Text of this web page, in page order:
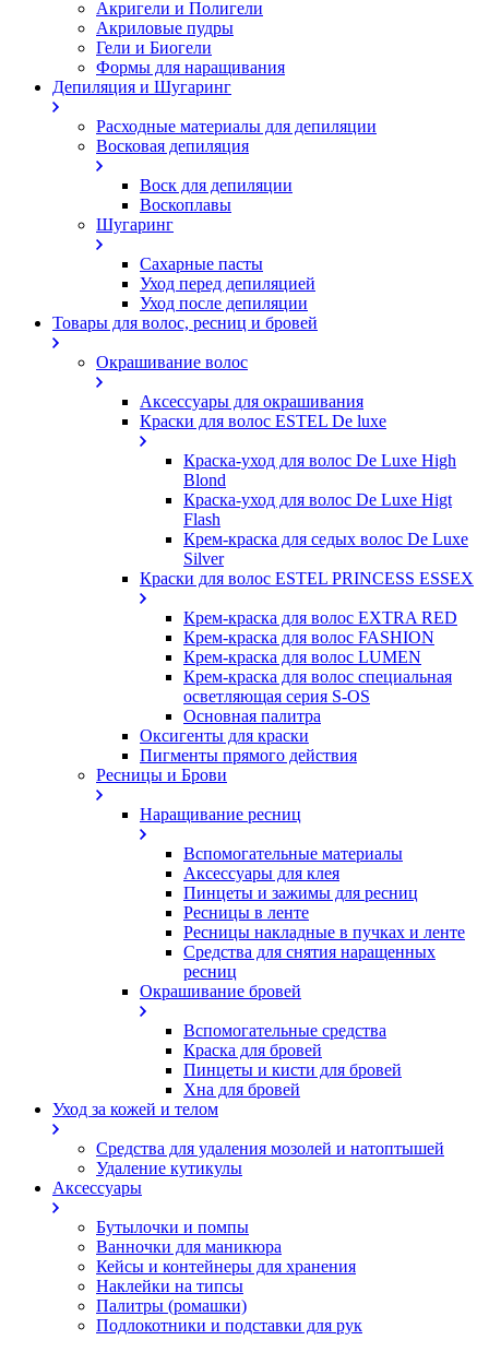
Акригели и Полигели
Акриловые пудры
Гели и Биогели
Формы для наращивания
Депиляция и Шугаринг
Расходные материалы для депиляции
Восковая депиляция
Воск для депиляции
Воскоплавы
Шугаринг
Сахарные пасты
Уход перед депиляцией
Уход после депиляции
Товары для волос, ресниц и бровей
Окрашивание волос
Аксессуары для окрашивания
Краски для волос ESTEL De luxe
Краска-уход для волос De Luxe High
Blond
Краска-уход для волос De Luxe Higt
Flash
Крем-краска для седых волос De Luxe
Silver
Краски для волос ESTEL PRINCESS ESSEX
Крем-краска для волос EXTRA RED
Крем-краска для волос FASHION
Крем-краска для волос LUMEN
Крем-краска для волос специальная
осветляющая серия S-OS
Основная палитра
Оксигенты для краски
Пигменты прямого действия
Ресницы и Брови
Наращивание ресниц
Вспомогательные материалы
Аксессуары для клея
Пинцеты и зажимы для ресниц
Ресницы в ленте
Ресницы накладные в пучках и ленте
Средства для снятия наращенных
ресниц
Окрашивание бровей
Вспомогательные средства
Краска для бровей
Пинцеты и кисти для бровей
Хна для бровей
Уход за кожей и телом
Средства для удаления мозолей и натоптышей
Удаление кутикулы
Аксессуары
Бутылочки и помпы
Ванночки для маникюра
Кейсы и контейнеры для хранения
Наклейки на типсы
Палитры (ромашки)
Подлокотники и подставки для рук